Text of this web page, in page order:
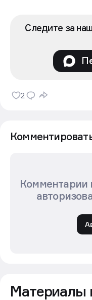
Следите за
2
Комментарии
Материалы